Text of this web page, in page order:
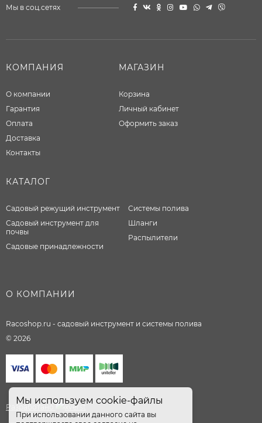
Мы используем cookie-файлы
При использовании данного сайта вы
Мы в соц.сетях
КОМПАНИЯ
О компании
Гарантия
Оплата
Доставка
Контакты
МАГАЗИН
Корзина
Личный кабинет
Оформить заказ
КАТАЛОГ
Садовый режущий инструмент
Садовый инструмент для
почвы
Садовые принадлежности
Системы полива
Шланги
Распылители
О КОМПАНИИ
Racoshop.ru - садовый инструмент и системы полива
© 2026
Разработано